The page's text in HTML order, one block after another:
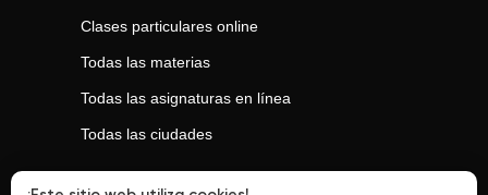
Clases particulares online
Todas las materias
Todas las asignaturas en línea
Todas las ciudades